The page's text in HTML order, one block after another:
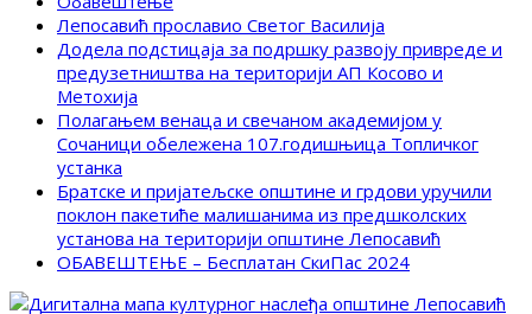
Лепосавић прославио Светог Василија
Додела подстицаја за подршку развоју привреде и
предузетништва на територији АП Косово и
Метохија
Полагањем венаца и свечаном академијом у
Сочаници обележена 107.годишњица Топличког
устанка
Братске и пријатељске општине и грдови уручили
поклон пакетиће малишанима из предшколских
установа на територији општине Лепосавић
ОБАВЕШТЕЊЕ – Бесплатан СкиПас 2024